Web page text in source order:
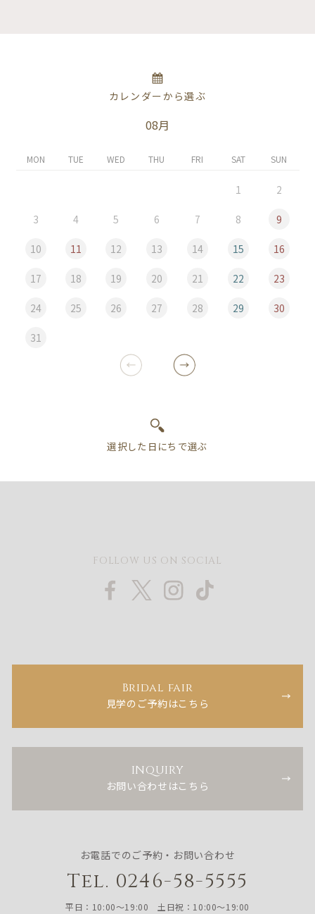
カレンダーから選ぶ
08月
MON TUE WED THU FRI SAT SUN
1 2
3 4 5 6 7 8 9
10 11 12 13 14 15 16
17 18 19 20 21 22 23
24 25 26 27 28 29 30
31
FOLLOW US ON SOCIAL
Bridal fair
見学のご予約はこちら
INQUIRY
お問い合わせはこちら
お電話でのご予約・お問い合わせ
Tel. 0246-58-5555
平日：10:00〜19:00 土日祝：10:00〜19:00